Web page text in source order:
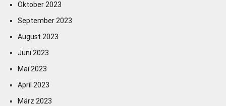
Oktober 2023
September 2023
August 2023
Juni 2023
Mai 2023
April 2023
März 2023